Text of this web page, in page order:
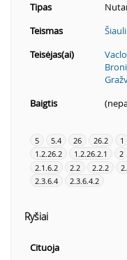
Tipas
Teismas
Teisėjas(ai)
Baigtis
5 5.4 26 26.2 1
1.2.26.2
1.2.26.2.1 2
2.1.6.2
2.2 2.2.2
2.3.6.4
2.3.6.4.2
Ryšiai
Cituoja